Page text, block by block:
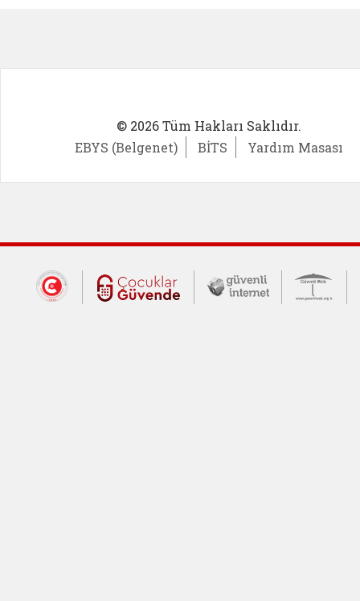
© 2026 Tüm Hakları Saklıdır.
EBYS (Belgenet)
BİTS Yardım Masası
Dış Bağlantılar
Cumhurbaşkanlığı İletişim Merkezi
Çocuklar Güvende (yeni
Güvenli